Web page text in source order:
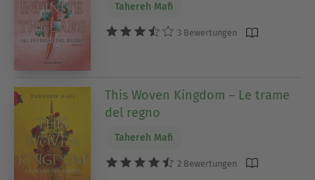
Tahereh Mafi
3 Bewertungen
This Woven Kingdom – Le trame
del regno
Tahereh Mafi
2 Bewertungen